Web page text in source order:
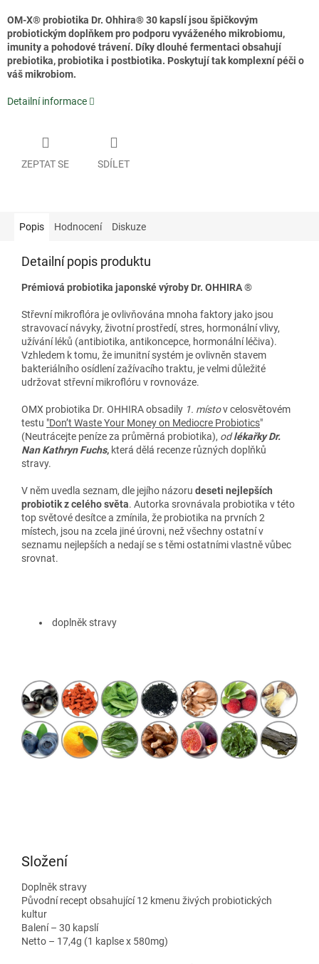
OM-X® probiotika Dr. Ohhira® 30 kapslí jsou špičkovým
probiotickým doplňkem pro podporu vyváženého mikrobiomu,
imunity a pohodové trávení. Díky dlouhé fermentaci obsahují
prebiotika, probiotika i postbiotika. Poskytují tak komplexní péči o
váš mikrobiom.
Detailní informace
ZEPTAT SE SDÍLET
Popis Hodnocení Diskuze
Detailní popis produktu
Prémiová probiotika japonské výroby Dr. OHHIRA®
Střevní mikroflóra je ovlivňována mnoha faktory jako jsou
stravovací návyky, životní prostředí, stres, hormonální vlivy,
užívání léků (antibiotika, antikoncepce, hormonální léčiva).
Vzhledem k tomu, že imunitní systém je ovlivněn stavem
bakteriálního osídlení zažívacího traktu, je velmi důležité
udržovat střevní mikroflóru v rovnováze.
OMX probiotika Dr. OHHIRA obsadily 1. místov celosvětovém
testu "Don’t Waste Your Money on Mediocre Probiotics"
(Neutrácejte peníze za průměrná probiotika), od lékařky Dr.
Nan Kathryn Fuchs, která dělá recenze různých doplňků
stravy.
V něm uvedla seznam, dle jejího názoru deseti nejlepších
probiotik z celého světa. Autorka srovnávala probiotika v této
top světové desítce a zmínila, že probiotika na prvních 2
místech, jsou na zcela jiné úrovni, než všechny ostatní v
seznamu nejlepších a nedají se s těmi ostatními vlastně vůbec
srovnat.
doplněk stravy
Složení
Doplněk stravy
Původní recept obsahující 12 kmenu živých probiotických
kultur
Balení – 30 kapslí
Netto – 17,4g (1 kaplse x 580mg)